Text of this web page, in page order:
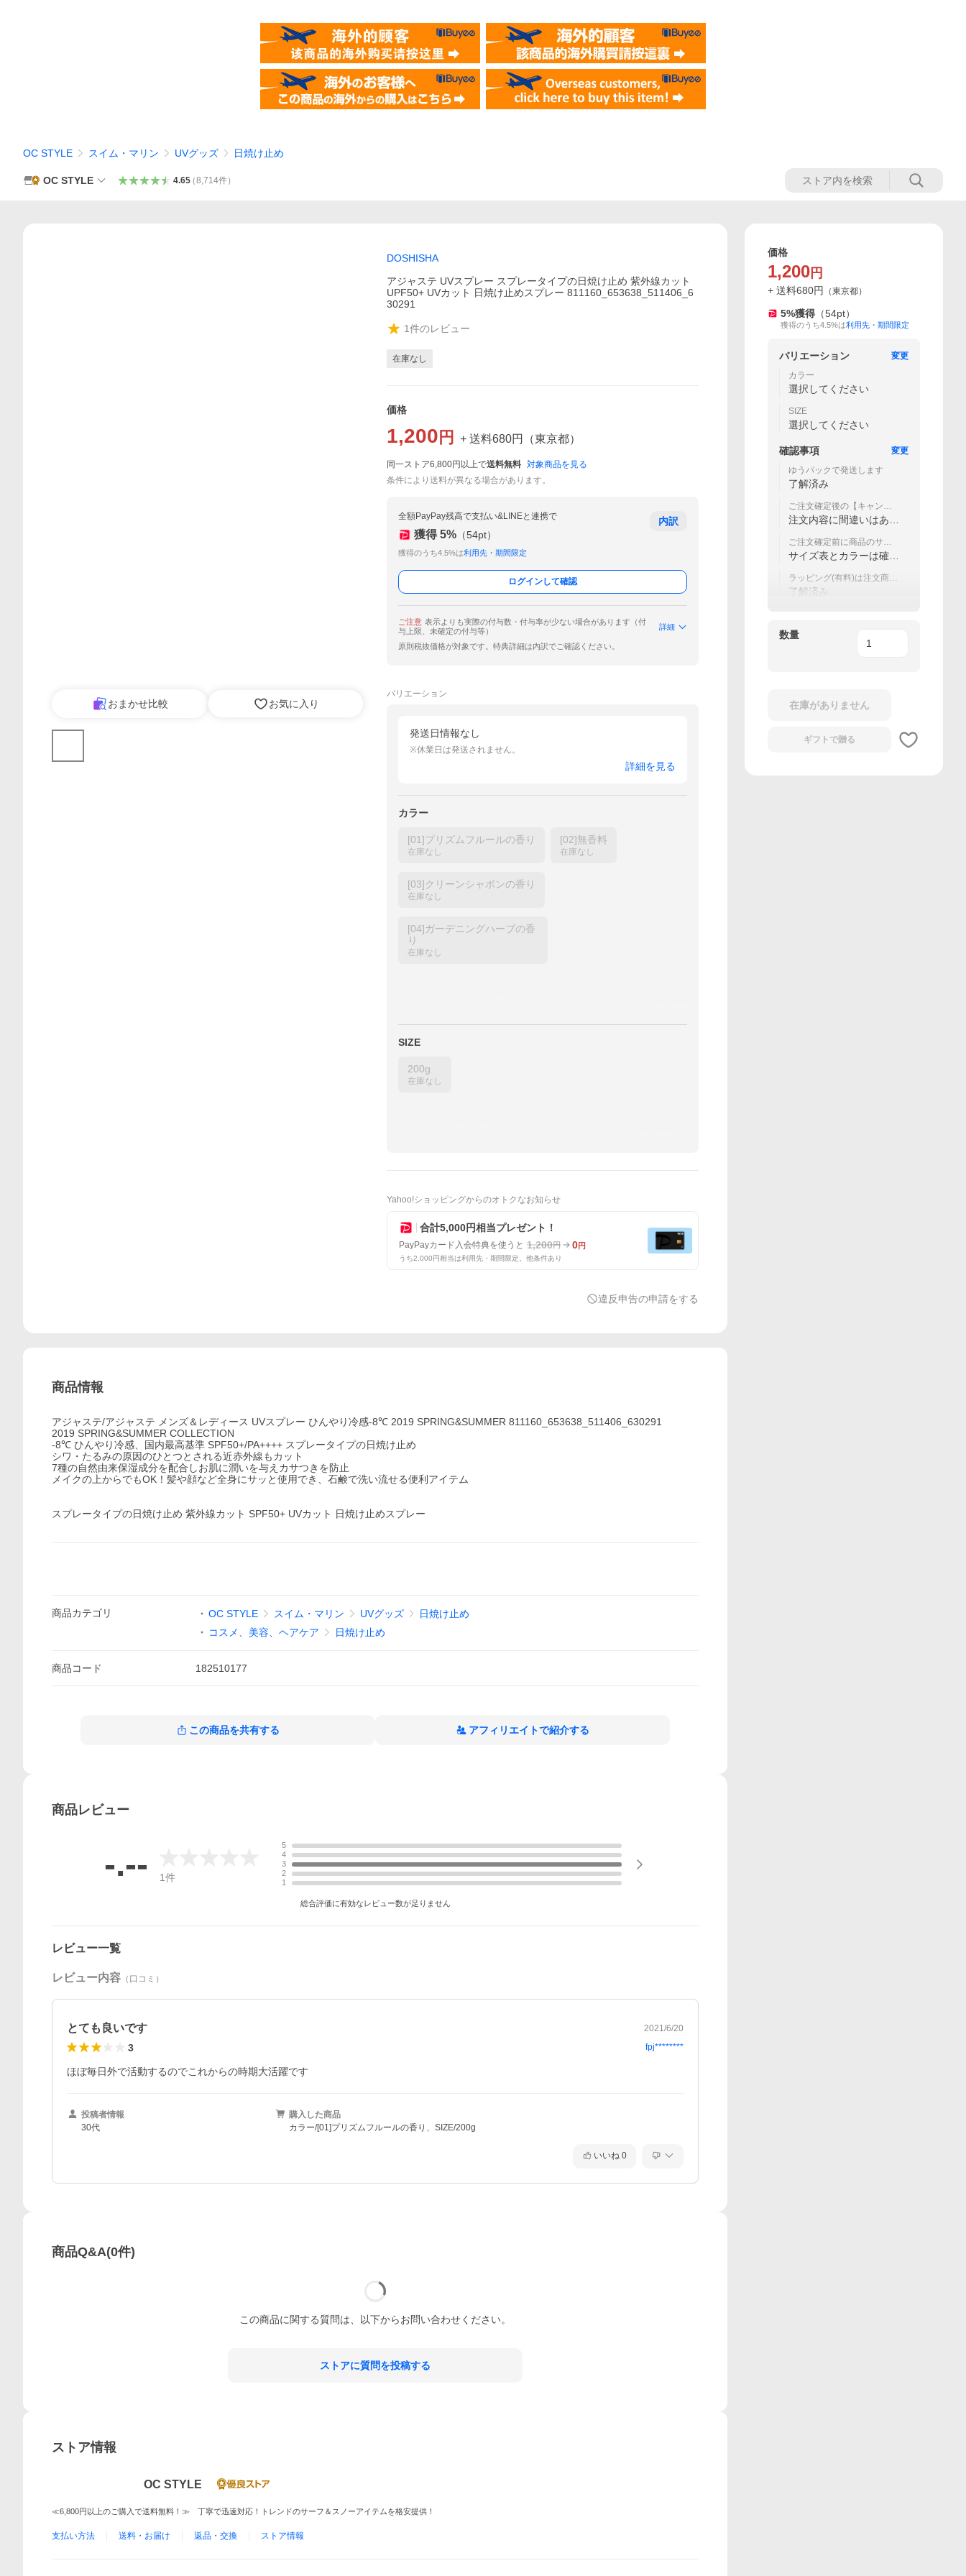
OC STYLE スイム・マリン UVグッズ 日焼け止め
OC STYLE 4.65（8,714件）
おまかせ比較 お気に入り
DOSHISHA
アジャステ UVスプレー スプレータイプの日焼け止め 紫外線カット
UPF50+ UVカット 日焼け止めスプレー 811160_653638_511406_6
30291
1件のレビュー
在庫なし
価格
1,200 円 + 送料680円 （東京都）
同一ストア6,800円以上で送料無料 対象商品を見る
条件により送料が異なる場合があります。
全額PayPay残高で支払い&LINEと連携で
獲得 5% （54pt）
獲得のうち4.5%は利用先・期間限定
内訳
ログインして確認
ご注意 表示よりも実際の付与数・付与率が少ない場合があります（付
与上限、未確定の付与等）
詳細
原則税抜価格が対象です。特典詳細は内訳でご確認ください。
バリエーション
発送日情報なし
※休業日は発送されません。
詳細を見る
カラー
[01]プリズムフルールの香り
在庫なし
[02]無香料
在庫なし
[03]クリーンシャボンの香り
在庫なし
[04]ガーデニングハーブの香
り
在庫なし
SIZE
200g
在庫なし
Yahoo!ショッピングからのオトクなお知らせ
合計5,000円相当プレゼント！
PayPayカード入会特典を使うと 1,200円 0円
うち2,000円相当は利用先・期間限定。他条件あり
違反申告の申請をする
商品情報
アジャステ/アジャステ メンズ＆レディース UVスプレー ひんやり冷感-8℃ 2019 SPRING&SUMMER 811160_653638_511406_630291
2019 SPRING&SUMMER COLLECTION
-8℃ ひんやり冷感、国内最高基準 SPF50+/PA++++ スプレータイプの日焼け止め
シワ・たるみの原因のひとつとされる近赤外線もカット
7種の自然由来保湿成分を配合しお肌に潤いを与えカサつきを防止
メイクの上からでもOK！髪や顔など全身にサッと使用でき、石鹸で洗い流せる便利アイテム
スプレータイプの日焼け止め 紫外線カット SPF50+ UVカット 日焼け止めスプレー
商品カテゴリ OC STYLE スイム・マリン UVグッズ
日焼け止め
コスメ、美容、ヘアケア
日焼け止め
商品コード 182510177
この商品を共有する アフィリエイトで紹介する
商品レビュー
-.-- 1件
5
4
3
2
1
総合評価に有効なレビュー数が足りません
レビュー一覧
レビュー内容 （口コミ）
とても良いです 2021/6/20
3 fpj********
ほぼ毎日外で活動するのでこれからの時期大活躍です
投稿者情報
30代
購入した商品
カラー/[01]プリズムフルールの香り、SIZE/200g
いいね 0
商品Q&A(0件)
この商品に関する質問は、以下からお問い合わせください。
ストアに質問を投稿する
ストア情報
OC STYLE
≪6,800円以上のご購入で送料無料！≫ 丁寧で迅速対応！トレンドのサーフ＆スノーアイテムを格安提供！
支払い方法 送料・お届け 返品・交換 ストア情報
価格
1,200 円
+ 送料680円 （東京都）
5%獲得 （54pt）
獲得のうち4.5%は利用先・期間限定
バリエーション
変更
カラー
選択してください
SIZE
選択してください
確認事項
変更
ゆうパックで発送します
了解済み
ご注文確定後の【キャンセ
ル/変更】は承る事ができま
せん
注文内容に間違いはあり
ご注文確定前に商品のサイ
ズ表とカラーを再度ご確認
ください
サイズ表とカラーは確認
ラッピング(有料)は注文商品
まとめてのみ。一部商品配
了解済み
数量
在庫がありません
ギフトで贈る